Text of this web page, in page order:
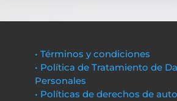
• Términos y condiciones
• Política de Tratamiento de
Personales
• Políticas de derechos de